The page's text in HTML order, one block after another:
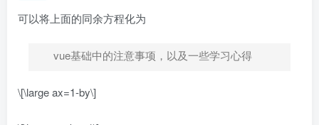
可以将上面的同余方程化为
vue基础中的注意事项，以及一些学习心得
\[\large ax=1-by\]